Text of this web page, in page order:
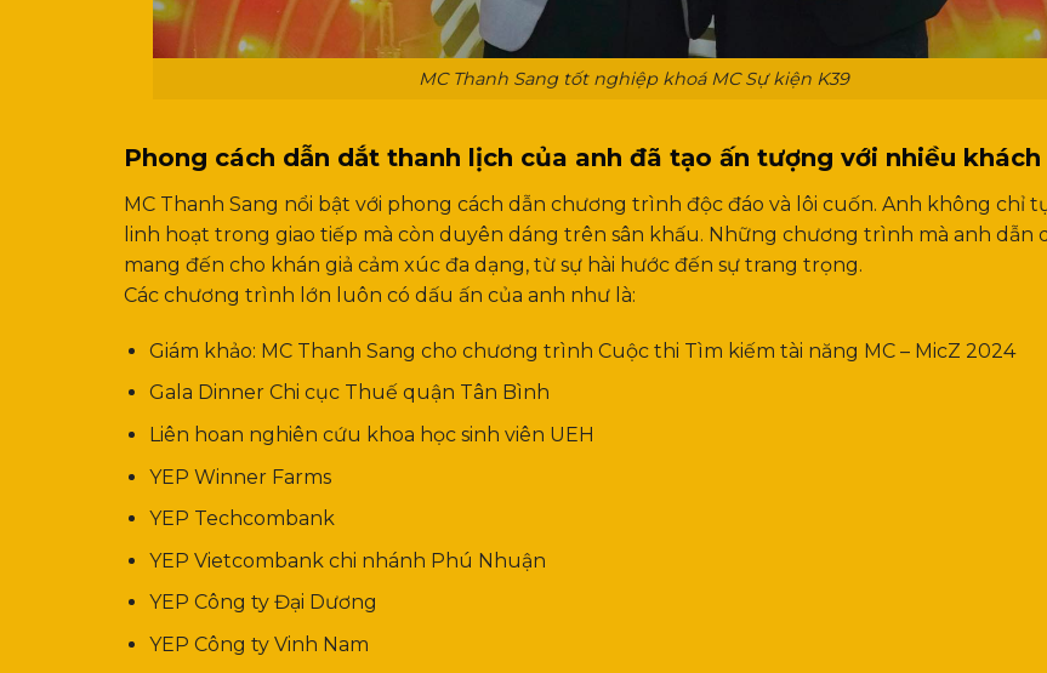
MC Thanh Sang tốt nghiệp khoá MC Sự kiện K39
Phong cách dẫn dắt thanh lịch của anh đã tạo ấn tượng với nhiều khách
MC Thanh Sang nổi bật với phong cách dẫn chương trình độc đáo và lôi cuốn. Anh không chỉ
linh hoạt trong giao tiếp mà còn duyên dáng trên sân khấu. Những chương trình mà anh dẫn
mang đến cho khán giả cảm xúc đa dạng, từ sự hài hước đến sự trang trọng.
Các chương trình lớn luôn có dấu ấn của anh như là:
Giám khảo: MC Thanh Sang cho chương trình Cuộc thi Tìm kiếm tài năng MC – MicZ 2024
Gala Dinner Chi cục Thuế quận Tân Bình
Liên hoan nghiên cứu khoa học sinh viên UEH
YEP Winner Farms
YEP Techcombank
YEP Vietcombank chi nhánh Phú Nhuận
YEP Công ty Đại Dương
YEP Công ty Vinh Nam